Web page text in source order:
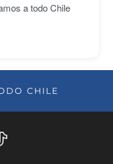
a todo Chile
CHILE